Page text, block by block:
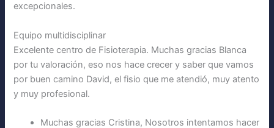
excepcionales.
Equipo multidisciplinar
Excelente centro de Fisioterapia. Muchas gracias Blanca
por tu valoración, eso nos hace crecer y saber que vamos
por buen camino David, el fisio que me atendió, muy atento
y muy profesional.
Muchas gracias Cristina, Nosotros intentamos hacer